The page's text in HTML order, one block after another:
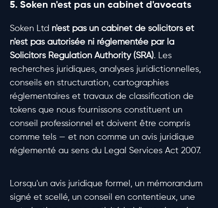
5. Soken n'est pas un cabinet d'avocats
Soken Ltd n'est pas un cabinet de solicitors et
n'est pas autorisée ni réglementée par la
Solicitors Regulation Authority (SRA). Les
recherches juridiques, analyses juridictionnelles,
conseils en structuration, cartographies
réglementaires et travaux de classification de
tokens que nous fournissons constituent un
conseil professionnel et doivent être compris
comme tels — et non comme un avis juridique
réglementé au sens du Legal Services Act 2007.
Lorsqu'un avis juridique formel, un mémorandum
signé et scellé, un conseil en contentieux, une